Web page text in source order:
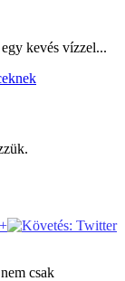
kevés vízzel...
csak